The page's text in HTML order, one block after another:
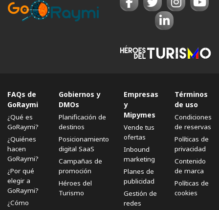
FAQs de
GoRaymi
¿Qué es
GoRaymi?
¿Quiénes
hacen
GoRaymi?
¿Por qué
elegir a
GoRaymi?
¿Cómo
Gobiernos y
DMOs
Planificación de
destinos
Posicionamiento
digital SaaS
Campañas de
promoción
Héroes del
Turismo
Empresas
y
Mipymes
Vende tus
ofertas
Inbound
marketing
Planes de
publicidad
Gestión de
redes
Términos
de uso
Condiciones
de reservas
Políticas de
privacidad
Contenido
de marca
Políticas de
cookies